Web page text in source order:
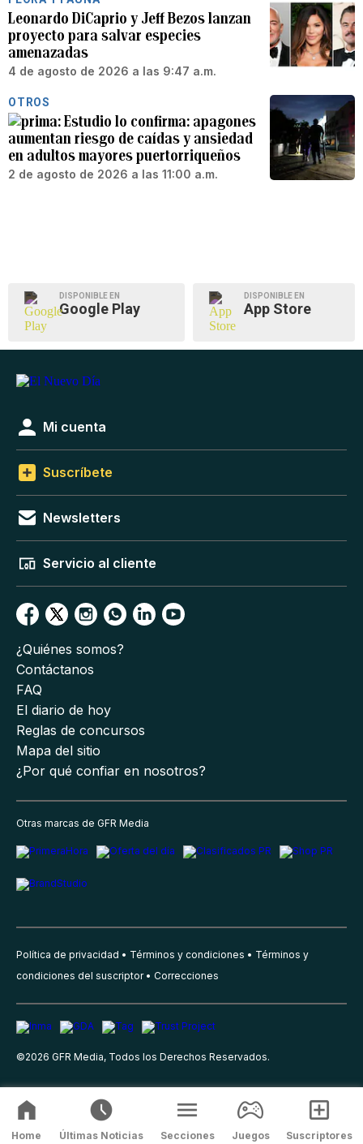
Leonardo DiCaprio y Jeff Bezos lanzan
proyecto para salvar especies
amenazadas
4 de agosto de 2026 a las 9:47 a.m.
OTROS
Estudio lo confirma: apagones
aumentan riesgo de caídas y ansiedad
en adultos mayores puertorriqueños
2 de agosto de 2026 a las 11:00 a.m.
DISPONIBLE EN
Google Play
DISPONIBLE EN
App Store
Mi cuenta
Suscríbete
Newsletters
Servicio al cliente
¿Quiénes somos?
Contáctanos
FAQ
El diario de hoy
Reglas de concursos
Mapa del sitio
¿Por qué confiar en nosotros?
Otras marcas de GFR Media
Política de privacidad Términos y condiciones
Términos y
condiciones del suscriptor
Correcciones
©2026 GFR Media, Todos los Derechos Reservados.
Home Últimas Noticias Secciones Juegos Suscriptores